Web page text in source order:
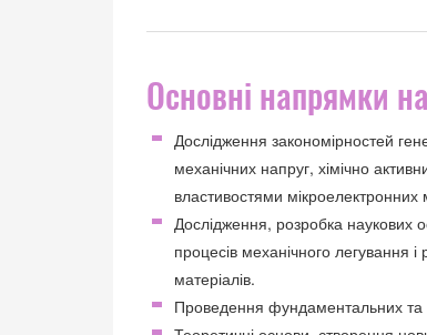
Основні напрямки
Дослідження закономірностей
механічних напруг, хімічно
властивостями мікроелектронних
Дослідження, розробка наукових
процесів механічного легування
матеріалів.
Проведення фундаментальних та